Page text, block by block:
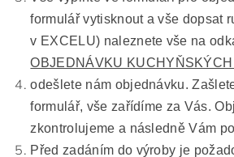
formulář vytisknout a vše dopsat
v EXCELU) naleznete vše na
OBJEDNÁVKU
odešlete nám objednávku.
formulář, vše zařídíme za Vás.
zkontrolujeme a následně Vám
Před zadáním do výroby je